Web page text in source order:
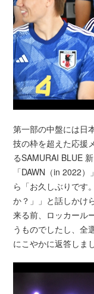
第一部の中盤には日
技の枠を超えた応援
るSAMURAI BLUE
「DAWN（in 2022
ら「お久しぶりです
か？」」と話しかけ
来る前、ロッカール
うものでしたし、全
にこやかに返答しま